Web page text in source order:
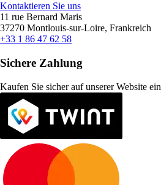
Kontaktieren Sie uns
11 rue Bernard Maris
37270 Montlouis-sur-Loire, Frankreich
+33 1 86 47 62 58
Sichere Zahlung
Kaufen Sie sicher auf unserer Website ein